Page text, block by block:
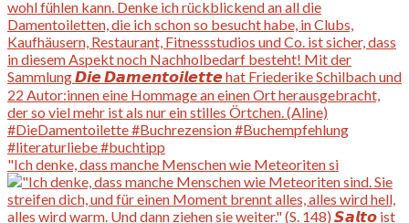
"Ich denke, dass manche Menschen wie Meteoriten si